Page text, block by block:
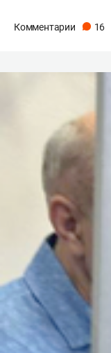
Комментарии 16